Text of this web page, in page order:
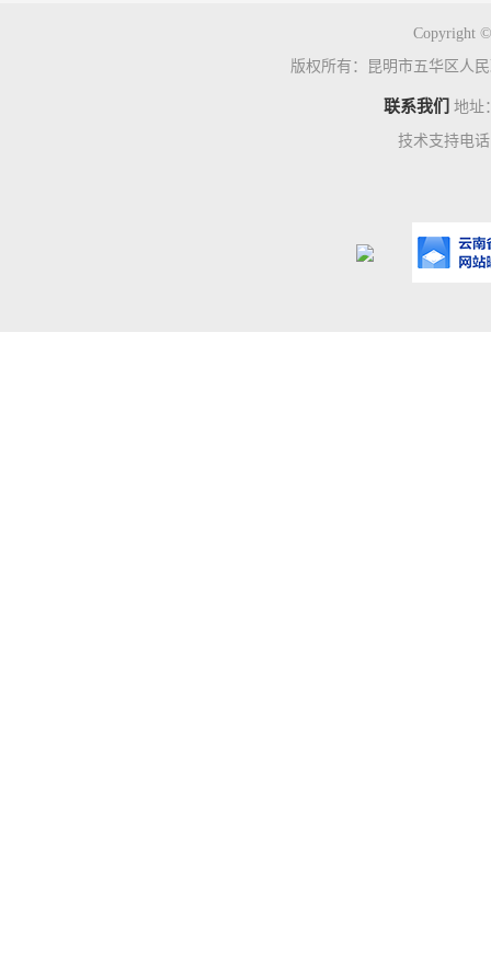
Copyright
版权所有：昆明市五华区人
联系我们 地址
技术支持电